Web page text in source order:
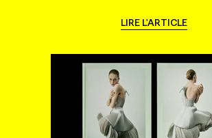
LIRE L'ARTICLE